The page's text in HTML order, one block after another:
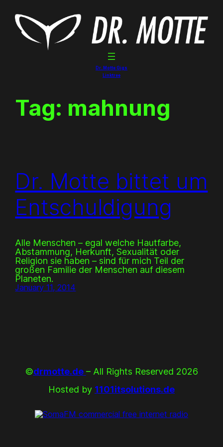
content
Dr. Motte Gigs
Linktree
Tag: mahnung
Dr. Motte bittet um
Entschuldigung
Alle Menschen – egal welche Hautfarbe,
Abstammung, Herkunft, Sexualität oder
Religion sie haben – sind für mich Teil der
großen Familie der Menschen auf diesem
Planeten.
January 11, 2014
©drmotte.de – All Rights Reserved 2026
Hosted by 1101itsolutions.de